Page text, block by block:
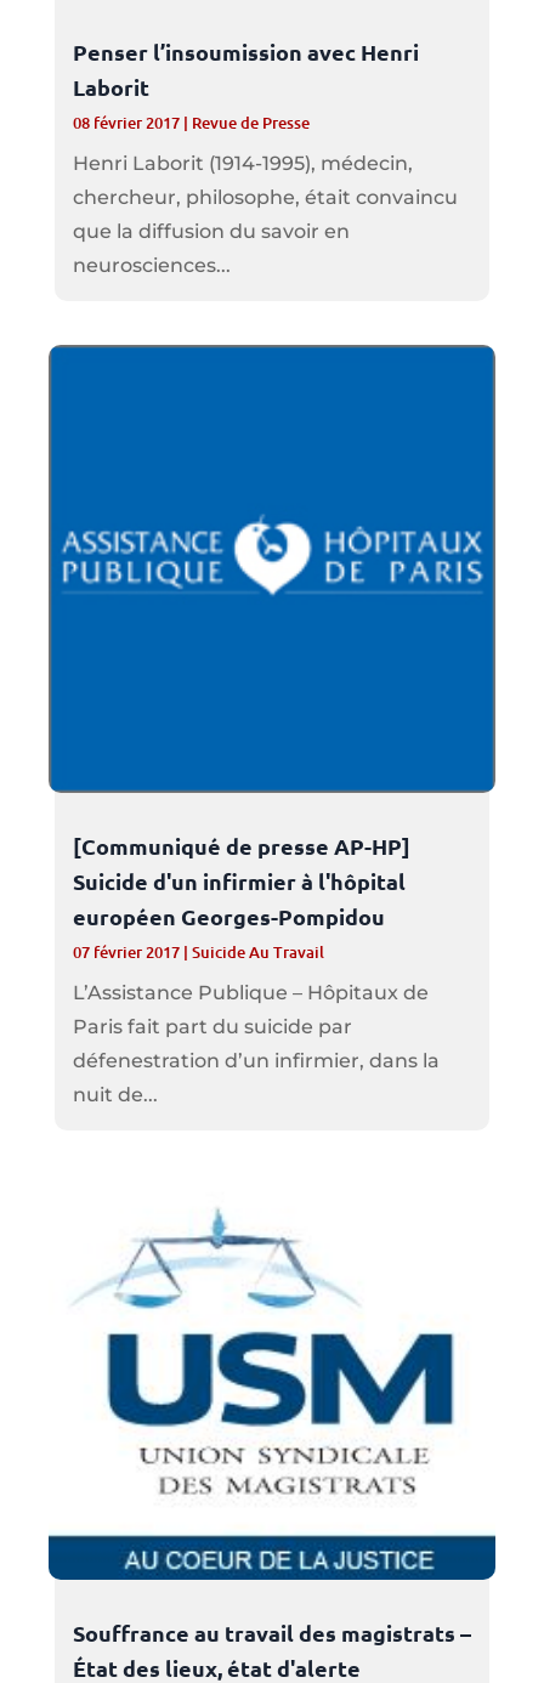
Penser l’insoumission avec Henri
Laborit
08 février 2017| Revue de Presse
Henri Laborit (1914-1995), médecin,
chercheur, philosophe, était convaincu
que la diffusion du savoir en
neurosciences...
[Communiqué de presse AP-HP]
Suicide d'un infirmier à l'hôpital
européen Georges-Pompidou
07 février 2017| Suicide Au Travail
L’Assistance Publique – Hôpitaux de
Paris fait part du suicide par
défenestration d’un infirmier, dans la
nuit de...
Souffrance au travail des magistrats –
État des lieux, état d'alerte